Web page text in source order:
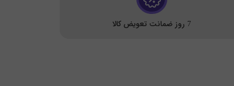
7 روز ضمانت تعویض کالا